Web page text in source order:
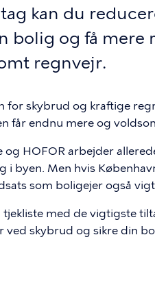
kan du
bolig og få mere
regnvejr.
for skybrud og kraftige
får endnu mere og
og HOFOR arbejder
i byen. Men hvis
som boligejer også
med de vigtigste
ved skybrud og sikre din